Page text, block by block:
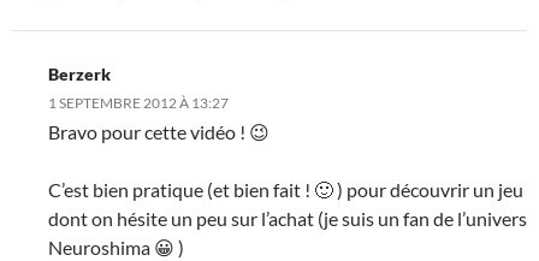
Berzerk
1 SEPTEMBRE 2012 À 13:27
Bravo pour cette vidéo ! 😉
C’est bien pratique (et bien fait ! 🙂 ) pour découvrir un jeu
dont on hésite un peu sur l’achat (je suis un fan de l’univers
Neuroshima 😀 )